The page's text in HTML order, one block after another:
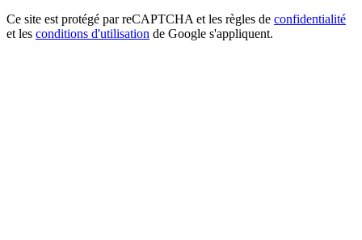
Ce site est protégé par reCAPTCHA et les règles de confidentialité
et les conditions d'utilisation de Google s'appliquent.